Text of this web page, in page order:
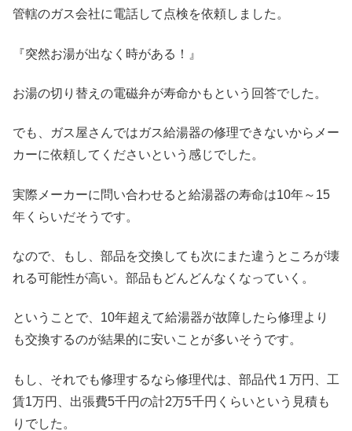
管轄のガス会社に電話して点検を依頼しました。
『突然お湯が出なく時がある！』
お湯の切り替えの電磁弁が寿命かもという回答でした。
でも、ガス屋さんではガス給湯器の修理できないからメー
カーに依頼してくださいという感じでした。
実際メーカーに問い合わせると給湯器の寿命は10年～15
年くらいだそうです。
なので、もし、部品を交換しても次にまた違うところが壊
れる可能性が高い。部品もどんどんなくなっていく。
ということで、10年超えて給湯器が故障したら修理より
も交換するのが結果的に安いことが多いそうです。
もし、それでも修理するなら修理代は、部品代１万円、工
賃1万円、出張費5千円の計2万5千円くらいという見積も
りでした。